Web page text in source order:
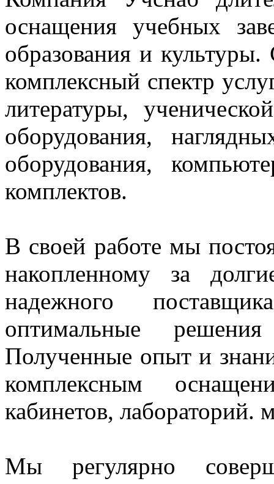
оснащения учебных
образования и
комплексный спектр
литературы,
оборудования,
оборудования,
комплектов.
В своей работе мы
накопленному за
надежного
оптимальные
Полученные опыт и
комплексным
кабинетов, лабораторий.
Мы регулярно